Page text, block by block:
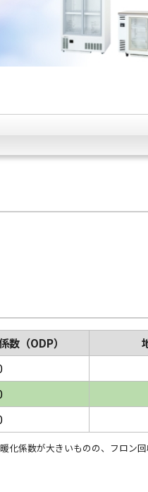
数（ODP）
化係数が大きいものの、フロン